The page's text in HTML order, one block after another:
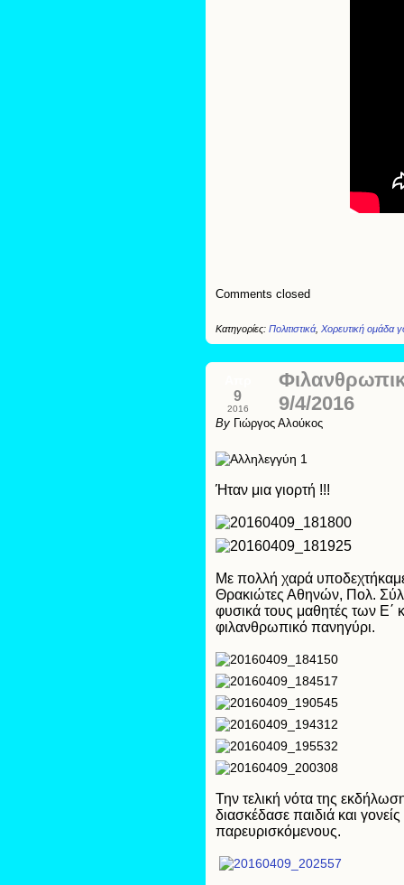
Comments closed
Κατηγορίες: Πολιτιστικά, Χορευτική ομάδα
9
2016
9/4/2016
By Γιώργος Αλούκος
Ήταν μια γιορτή !!!
Με πολλή χαρά
Θρακιώτες Αθηνών, Πολ.
φυσικά τους μαθητές των Ε΄
φιλανθρωπικό πανηγύρι.
Την τελική νότα της
διασκέδασε παιδιά και
παρευρισκόμενους.